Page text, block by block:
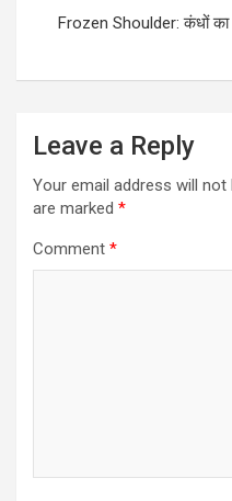
Frozen Shoulder: कंधों का
Leave a Reply
Your email address will not
are marked *
Comment *